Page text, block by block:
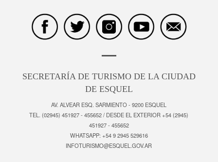
SECRETARÍA DE TURISMO DE LA CIUDAD
DE ESQUEL
AV. ALVEAR ESQ. SARMIENTO - 9200 ESQUEL
TEL. (02945) 451927 - 455652 / DESDE EL EXTERIOR +54 (2945)
451927 - 455652
WHATSAPP: +54 9 2945 529616
INFOTURISMO@ESQUEL.GOV.AR